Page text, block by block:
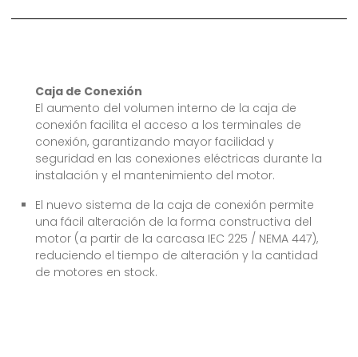
Caja de Conexión
El aumento del volumen interno de la caja de
conexión facilita el acceso a los terminales de
conexión, garantizando mayor facilidad y
seguridad en las conexiones eléctricas durante la
instalación y el mantenimiento del motor.
El nuevo sistema de la caja de conexión permite
una fácil alteración de la forma constructiva del
motor (a partir de la carcasa IEC 225 / NEMA 447),
reduciendo el tiempo de alteración y la cantidad
de motores en stock.